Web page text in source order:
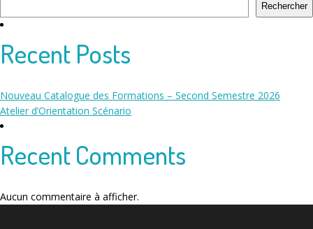
Rechercher
Recent Posts
Nouveau Catalogue des Formations – Second Semestre 2026
Atelier d’Orientation Scénario
Recent Comments
Aucun commentaire à afficher.